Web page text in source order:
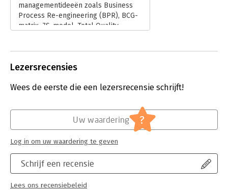
managementideeën zoals Business
Process Re-engineering (BPR), BCG-
matrix, 7S-model, Total Quality
Management Idea Factory’.
Lezersrecensies
Wees de eerste die een lezersrecensie schrijft!
Schrijf een recensie
Lees ons recensiebeleid
Uw waardering ?
Log in om uw waardering te geven